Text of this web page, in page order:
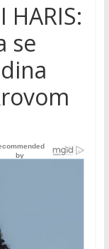
HARIS:
se